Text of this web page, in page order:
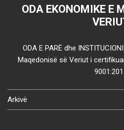
ODA EKONOMIKE E
ODA E PARË dhe
Maqedonisë së Veriut i
Arkivë